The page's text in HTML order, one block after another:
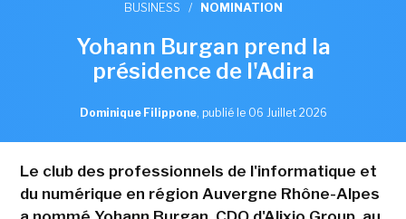
BUSINESS / NOMINATION
Yohann Burgan prend la
présidence de l'Adira
Dominique Filippone, publié le 06 Juillet 2026
Le club des professionnels de l'informatique et
du numérique en région Auvergne Rhône-Alpes